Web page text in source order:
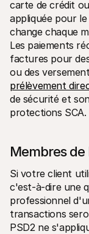
carte de crédit
appliquée pour
change chaque
Les paiements
factures pour
prélèvement
de sécurité et
protections SCA.
Membres
Si votre client
c'est-à-dire une
professionnel
transactions
PSD2 ne